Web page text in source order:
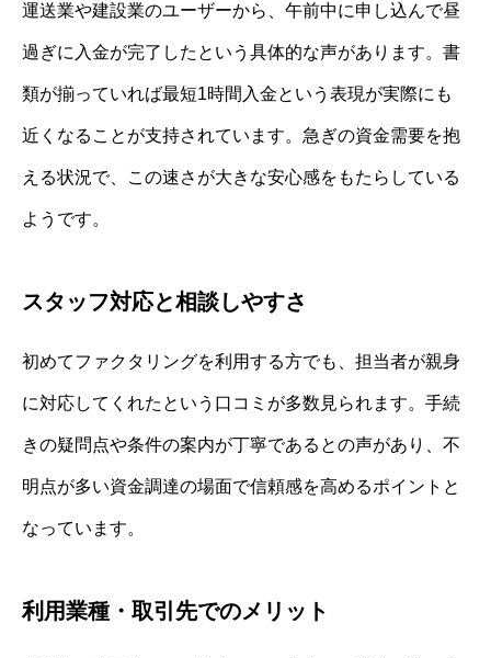
運送業や建設業のユーザーから、午前中に申し込んで昼
過ぎに入金が完了したという具体的な声があります。書
類が揃っていれば最短1時間入金という表現が実際にも
近くなることが支持されています。急ぎの資金需要を抱
える状況で、この速さが大きな安心感をもたらしている
ようです。
スタッフ対応と相談しやすさ
初めてファクタリングを利用する方でも、担当者が親身
に対応してくれたという口コミが多数見られます。手続
きの疑問点や条件の案内が丁寧であるとの声があり、不
明点が多い資金調達の場面で信頼感を高めるポイントと
なっています。
利用業種・取引先でのメリット